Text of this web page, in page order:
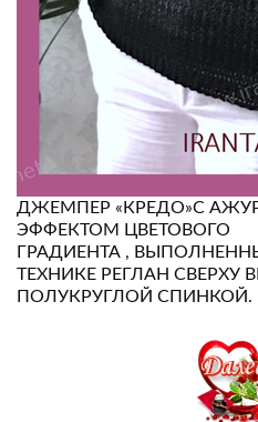
ДЖЕМПЕР «КРЕДО»С
ЭФФЕКТОМ ЦВЕТОВОГО
ГРАДИЕНТА ,
ТЕХНИКЕ РЕГЛАН СВЕРХУ
ПОЛУКРУГЛОЙ СПИНКОЙ.